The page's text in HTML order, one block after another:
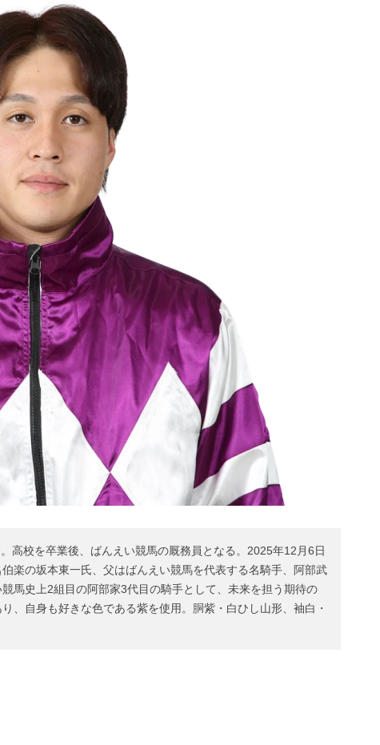
高校を卒業後、ばんえい競馬の厩務員となる。2025年12月6日
楽の坂本東一氏、父はばんえい競馬を代表する名騎手、阿部武
馬史上2組目の阿部家3代目の騎手として、未来を担う期待の
、自身も好きな色である紫を使用。胴紫・白ひし山形、袖白・